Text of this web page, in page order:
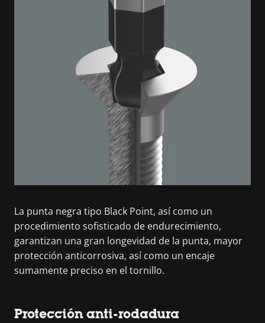
La punta negra tipo Black Point, así como un
procedimiento sofisticado de endurecimiento,
garantizan una gran longevidad de la punta, mayor
protección anticorrosiva, así como un encaje
sumamente preciso en el tornillo.
Protección anti-rodadura